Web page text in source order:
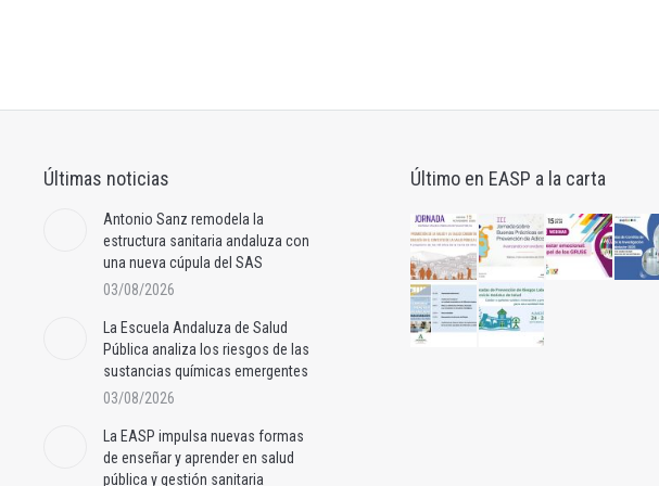
Últimas noticias
Antonio Sanz remodela la
estructura sanitaria andaluza con
una nueva cúpula del SAS
03/08/2026
La Escuela Andaluza de Salud
Pública analiza los riesgos de las
sustancias químicas emergentes
03/08/2026
La EASP impulsa nuevas formas
de enseñar y aprender en salud
pública y gestión sanitaria
Último en EASP a la carta